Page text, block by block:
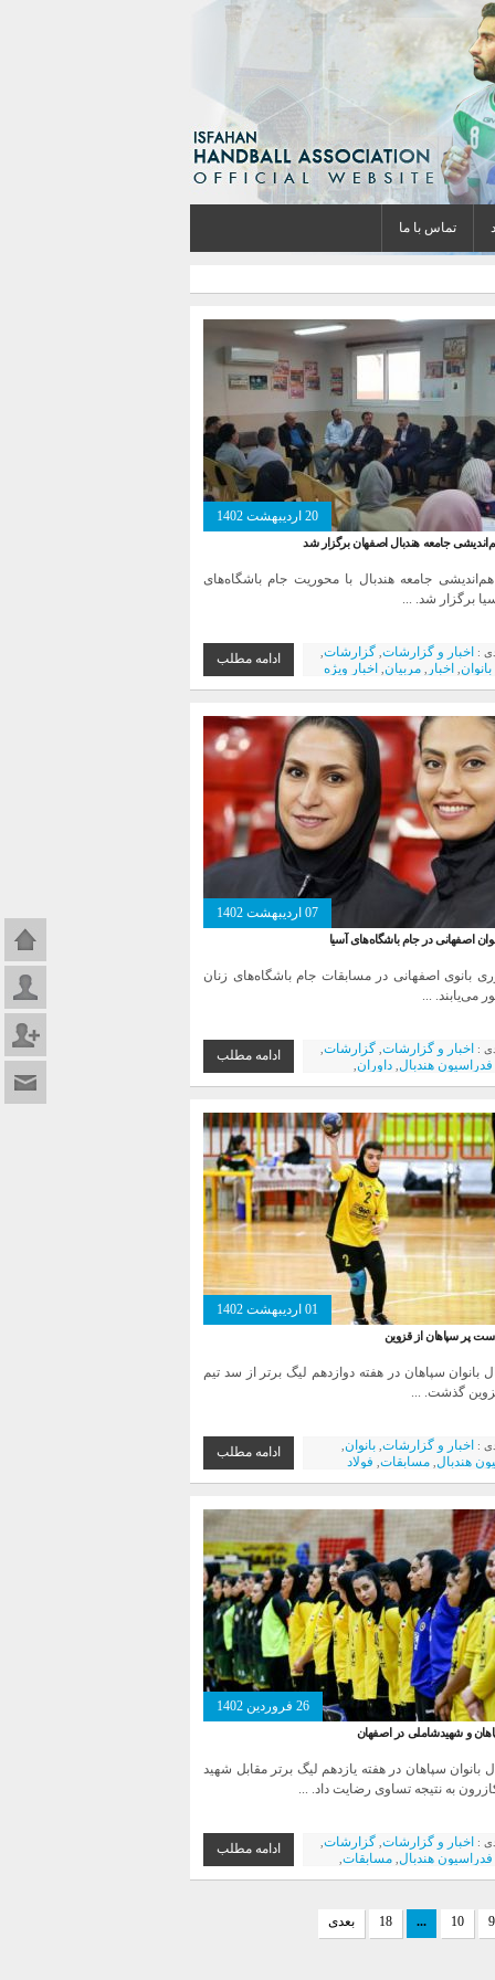
صفحه
ورود
عضویت
تماس با
تماس با ما
20 اردیبهشت 1402
جامعه هندبال اصفهان برگزار شد
جامعه هندبال با محوریت جام باشگاه‌‌های
برگزار شد. ...
: اخبار و گزارشات گزارشات
بانوان اخبار مربیان اخبار ویژه
ادامه مطلب
07 اردیبهشت 1402
اصفهانی در جام باشگاه‌های آسیا
بانوی اصفهانی در مسابقات جام باشگاه‌های زنان
می‌یابند. ...
: اخبار و گزارشات گزارشات
فدراسیون هندبال داوران
ادامه مطلب
01 اردیبهشت 1402
پر سپاهان از قزوین
بانوان سپاهان در هفته دوازدهم لیگ برتر از سد تیم
گذشت. ...
: اخبار و گزارشات بانوان
هندبال مسابقات فولاد
ادامه مطلب
26 فروردین 1402
و شهید‌شاملی در اصفهان
بانوان سپاهان در هفته یازدهم لیگ برتر مقابل شهید
به نتیجه تساوی رضایت داد. ...
: اخبار و گزارشات گزارشات
فدراسیون هندبال مسابقات
ادامه مطلب
9
10
...
18 بعدی